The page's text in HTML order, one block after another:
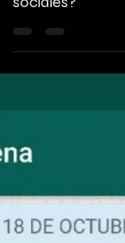
¿A quién acepto